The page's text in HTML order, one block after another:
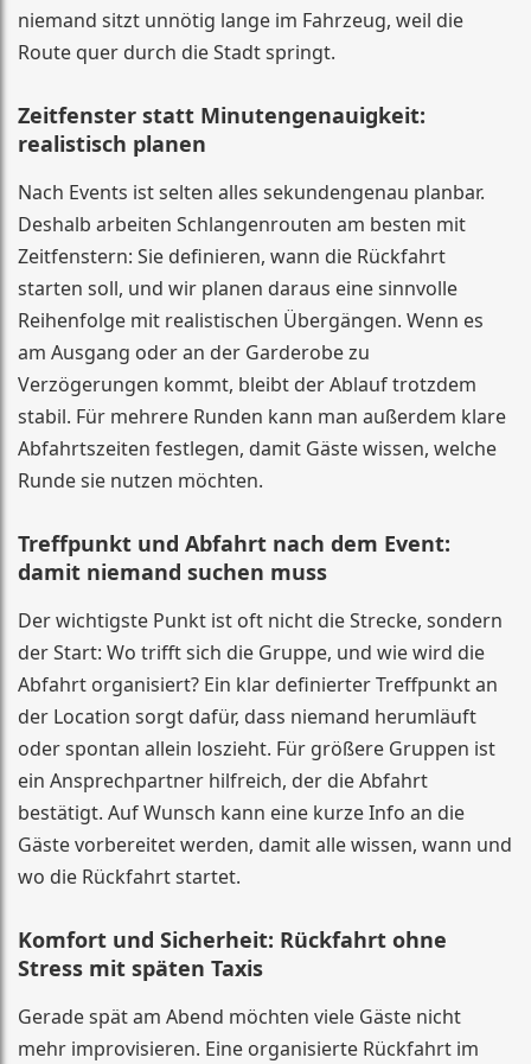
niemand sitzt unnötig lange im Fahrzeug, weil die
Route quer durch die Stadt springt.
Zeitfenster statt Minutengenauigkeit:
realistisch planen
Nach Events ist selten alles sekundengenau planbar.
Deshalb arbeiten Schlangenrouten am besten mit
Zeitfenstern: Sie definieren, wann die Rückfahrt
starten soll, und wir planen daraus eine sinnvolle
Reihenfolge mit realistischen Übergängen. Wenn es
am Ausgang oder an der Garderobe zu
Verzögerungen kommt, bleibt der Ablauf trotzdem
stabil. Für mehrere Runden kann man außerdem klare
Abfahrtszeiten festlegen, damit Gäste wissen, welche
Runde sie nutzen möchten.
Treffpunkt und Abfahrt nach dem Event:
damit niemand suchen muss
Der wichtigste Punkt ist oft nicht die Strecke, sondern
der Start: Wo trifft sich die Gruppe, und wie wird die
Abfahrt organisiert? Ein klar definierter Treffpunkt an
der Location sorgt dafür, dass niemand herumläuft
oder spontan allein loszieht. Für größere Gruppen ist
ein Ansprechpartner hilfreich, der die Abfahrt
bestätigt. Auf Wunsch kann eine kurze Info an die
Gäste vorbereitet werden, damit alle wissen, wann und
wo die Rückfahrt startet.
Komfort und Sicherheit: Rückfahrt ohne
Stress mit späten Taxis
Gerade spät am Abend möchten viele Gäste nicht
mehr improvisieren. Eine organisierte Rückfahrt im